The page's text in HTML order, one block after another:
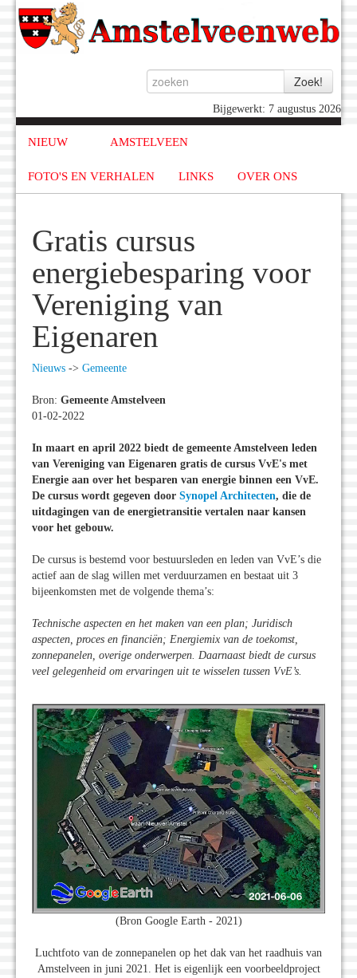
Bijgewerkt: 7 augustus 2026
NIEUW AMSTELVEEN
FOTO'S EN VERHALEN LINKS OVER ONS
Gratis cursus
energiebesparing voor
Vereniging van
Eigenaren
Nieuws -> Gemeente
Bron: Gemeente Amstelveen
01-02-2022
In maart en april 2022 biedt de gemeente Amstelveen leden
van Vereniging van Eigenaren gratis de cursus VvE's met
Energie aan over het besparen van energie binnen een VvE.
De cursus wordt gegeven door Synopel Architecten, die de
uitdagingen van de energietransitie vertalen naar kansen
voor het gebouw.
De cursus is bestemd voor bestuursleden en leden van VvE’s die
actief aan de slag willen met verduurzamen en bestaat uit 3
bijeenkomsten met de volgende thema’s:
Technische aspecten en het maken van een plan; Juridisch
aspecten, proces en financiën; Energiemix van de toekomst,
zonnepanelen, overige onderwerpen. Daarnaast biedt de cursus
veel gelegenheid om ervaringen uit te wisselen tussen VvE’s.
(Bron Google Earth - 2021)
Luchtfoto van de zonnepanelen op het dak van het raadhuis van
Amstelveen in juni 2021. Het is eigenlijk een voorbeeldproject